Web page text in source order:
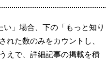
」場合、下の「もっと知り
た数のみをカウントし、
えで、詳細記事の掲載を積